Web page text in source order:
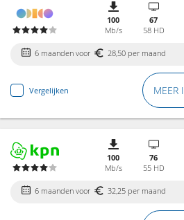
100
Mb/s
67
58 HD
6 maanden voor 28,50 per maand
Vergelijken MEER
100
Mb/s
76
55 HD
6 maanden voor 32,25 per maand